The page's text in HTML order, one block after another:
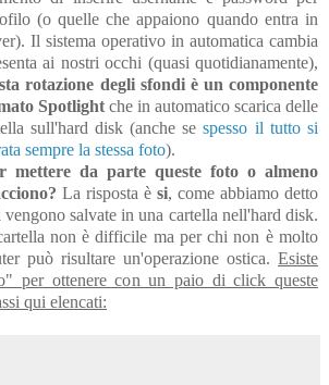
(o quelle che appaiono quando entra in
Il sistema operativo in automatica cambia
ai nostri occhi (quasi quotidianamente),
rotazione degli sfondi è un componente
Spotlight che in automatico scarica delle
sull'hard disk (anche sespesso il tutto si
sempre la stessa foto).
mettere da parte queste foto o almeno
La risposta è si, come abbiamo detto
salvate in una cartella nell'hard disk.
non è difficile ma per chi non è molto
può risultare un'operazione ostica. Esiste
per ottenere con un paio di click queste
qui elencati: